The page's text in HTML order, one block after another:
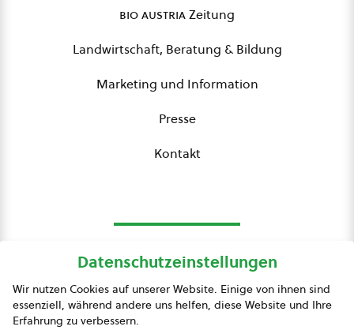
bio austriaZeitung
Landwirtschaft, Beratung & Bildung
Marketing und Information
Presse
Kontakt
Presse
Datenschutzeinstellungen
Wir nutzen Cookies auf unserer Website. Einige von ihnen sind
essenziell, während andere uns helfen, diese Website und Ihre
Erfahrung zu verbessern.